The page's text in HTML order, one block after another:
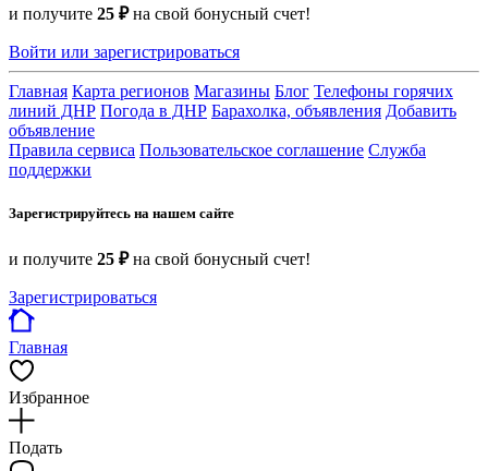
и получите 25 ₽на свой бонусный счет!
Войти или зарегистрироваться
Главная Карта регионов Магазины Блог Телефоны горячих
линий ДНР Погода в ДНР Барахолка, объявления Добавить
объявление
Правила сервиса Пользовательское соглашение Служба
поддержки
Зарегистрируйтесь на нашем сайте
и получите 25 ₽на свой бонусный счет!
Зарегистрироваться
Главная
Избранное
Подать